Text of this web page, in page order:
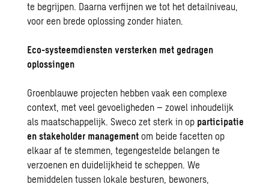
te begrijpen. Daarna verfijnen we tot het detailniveau,
voor een brede oplossing zonder hiaten.
Eco-systeemdiensten versterken met gedragen
oplossingen
Groenblauwe projecten hebben vaak een complexe
context, met veel gevoeligheden – zowel inhoudelijk
als maatschappelijk. Sweco zet sterk in op participatie
en stakeholder management om beide facetten op
elkaar af te stemmen, tegengestelde belangen te
verzoenen en duidelijkheid te scheppen. We
bemiddelen tussen lokale besturen, bewoners,